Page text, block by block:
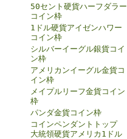
50セント硬貨ハーフダラー
コイン枠
1ドル硬貨アイゼンハワー
コイン枠
シルバーイーグル銀貨コイ
ン枠
アメリカンイーグル金貨コ
イン枠
メイプルリーフ金貨コイン
枠
パンダ金貨コイン枠
コインペンダントトップ
大統領硬貨アメリカ1ドル